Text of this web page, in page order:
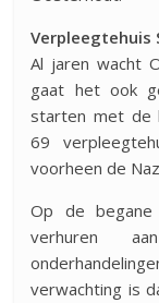
Verpleegtehuis
Al jaren wacht
gaat het ook
starten met de
69
voorheen de
Op de begane
verhuren
verwachting is